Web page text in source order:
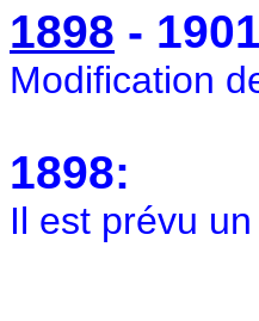
1898 -
Modification
1898:
Il est prévu